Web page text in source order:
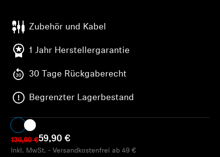
Soundbars
AMBEO Soundbars und Subs
AMBEO entdecken
AMBEO Ersatzteile & Zubehör
Zubehör und Kabel
1 Jahr Herstellergarantie
30 Tage Rückgaberecht
Begrenzter Lagerbestand
139,90 €59,90 €
Inkl. MwSt. - Versandkostenfrei ab 49 €